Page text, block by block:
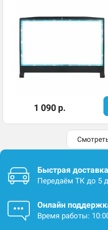
1 090 р.
Быстрая доставка
Передаём ТК до 5
Онлайн
Время работы: